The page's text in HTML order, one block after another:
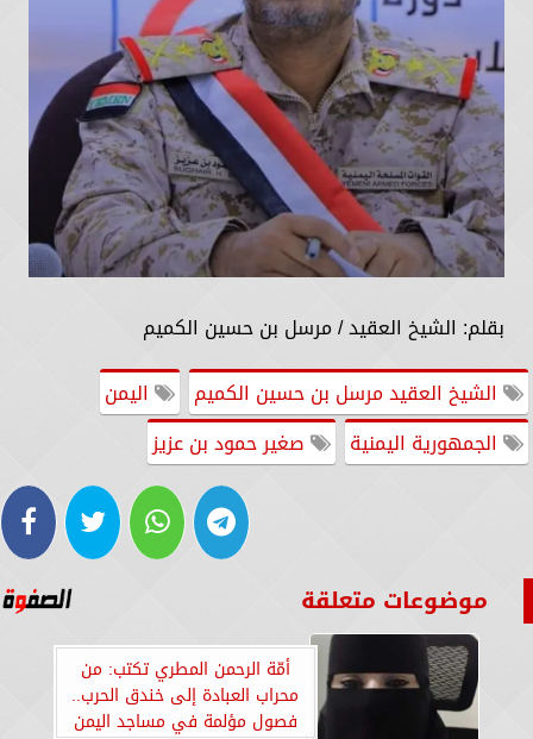
بقلم: الشيخ العقيد / مرسل بن حسين الكميم
الشيخ العقيد مرسل بن حسين الكميم
اليمن
الجمهورية اليمنية
صغير حمود بن عزيز
موضوعات متعلقة
أمّة الرحمن المطري تكتب: من
محراب العبادة إلى خندق الحرب..
فصول مؤلمة في مساجد اليمن